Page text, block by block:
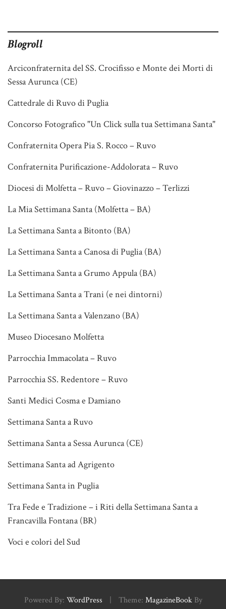
Blogroll
Arciconfraternita del SS. Crocifisso e Monte dei Morti di
Sessa Aurunca (CE)
Cattedrale di Ruvo di Puglia
Concorso Fotografico "Un Click sulla tua Settimana Santa"
Confraternita Opera Pia S. Rocco – Ruvo
Confraternita Purificazione-Addolorata – Ruvo
Diocesi di Molfetta – Ruvo – Giovinazzo – Terlizzi
La Mia Settimana Santa (Molfetta – BA)
La Settimana Santa a Bitonto (BA)
La Settimana Santa a Canosa di Puglia (BA)
La Settimana Santa a Grumo Appula (BA)
La Settimana Santa a Trani (e nei dintorni)
La Settimana Santa a Valenzano (BA)
Museo Diocesano Molfetta
Parrocchia Immacolata – Ruvo
Parrocchia SS. Redentore – Ruvo
Santi Medici Cosma e Damiano
Settimana Santa a Ruvo
Settimana Santa a Sessa Aurunca (CE)
Settimana Santa ad Agrigento
Settimana Santa in Puglia
Tra Fede e Tradizione – i Riti della Settimana Santa a
Francavilla Fontana (BR)
Voci e colori del Sud
Powered By: WordPress Theme: MagazineBookBy